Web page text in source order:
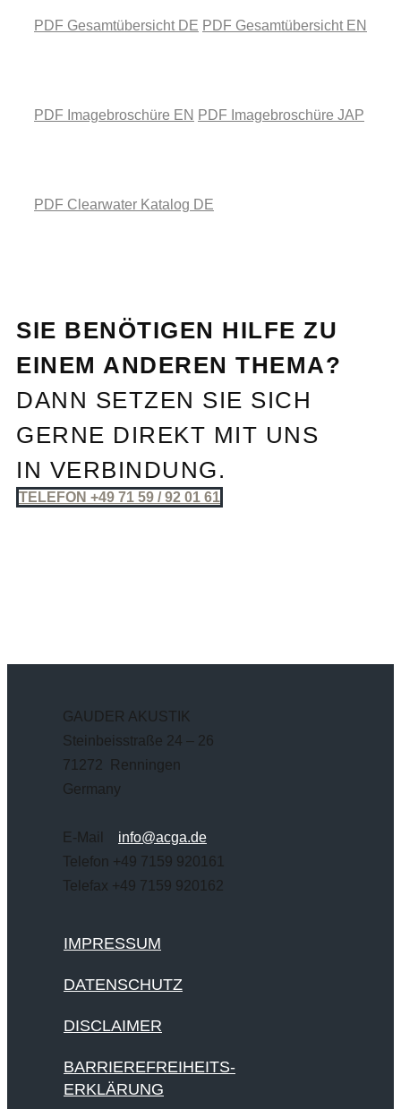
PDF Gesamtübersicht DE PDF Gesamtübersicht EN
PDF Imagebroschüre EN PDF Imagebroschüre JAP
PDF Clearwater Katalog DE
SIE BENÖTIGEN HILFE ZU
EINEM ANDEREN THEMA?
DANN SETZEN SIE SICH
GERNE DIREKT MIT UNS
IN VERBINDUNG.
TELEFON +49 71 59 / 92 01 61
GAUDER AKUSTIK
Steinbeisstraße 24 – 26
71272 Renningen
Germany
E-Mail info@acga.de
Telefon +49 7159 920161
Telefax +49 7159 920162
IMPRESSUM
DATENSCHUTZ
DISCLAIMER
BARRIEREFREIHEITS-
ERKLÄRUNG